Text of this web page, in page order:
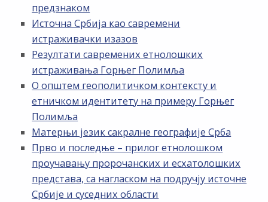
предзнаком
Источна Србија као савремени
истраживачки изазов
Резултати савремених етнолошких
истраживања Горњег Полимља
О општем геополитичком контексту и
етничком идентитету на примеру Горњег
Полимља
Матерњи језик сакралне географије Срба
Прво и последње – прилог етнолошком
проучавању пророчанских и есхатолошких
представа, са нагласком на подручју источне
Србије и суседних области